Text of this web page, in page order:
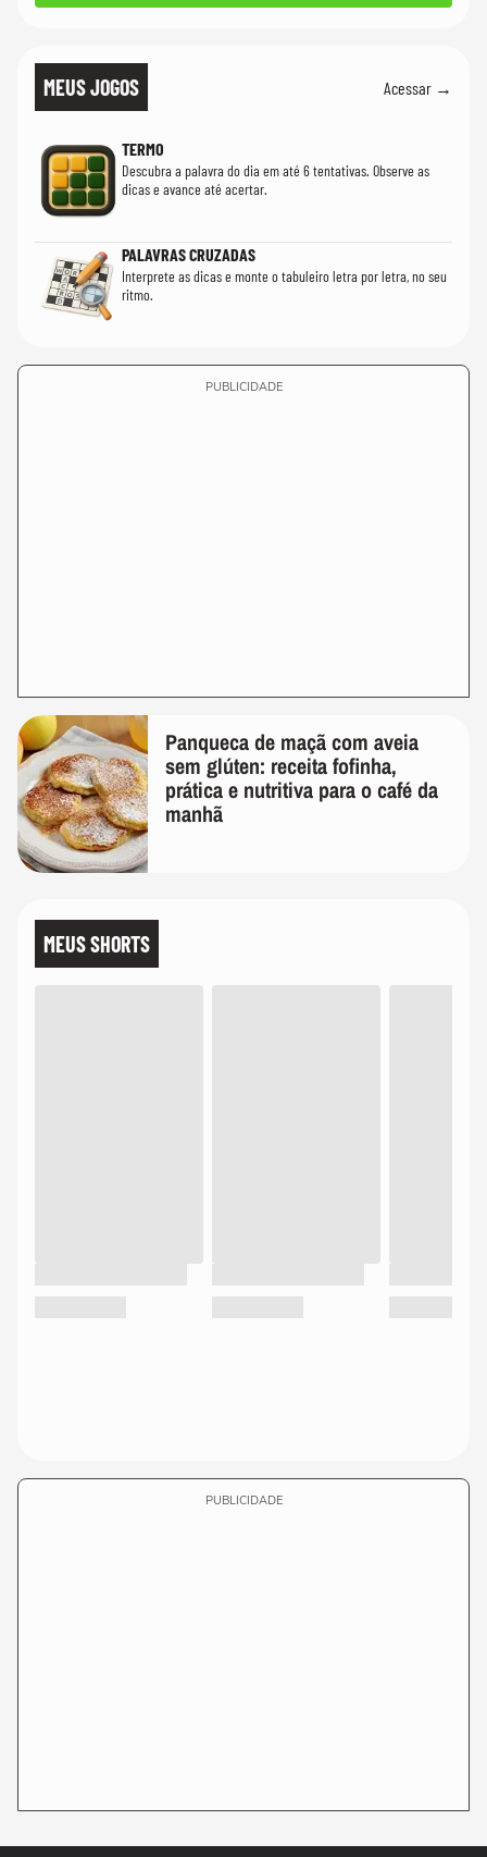
MEUS JOGOS Acessar →
TERMO
Descubra a palavra do dia em até 6 tentativas. Observe as
dicas e avance até acertar.
PALAVRAS CRUZADAS
Interprete as dicas e monte o tabuleiro letra por letra, no seu
ritmo.
PUBLICIDADE
Panqueca de maçã com aveia
sem glúten: receita fofinha,
prática e nutritiva para o café da
manhã
MEUS SHORTS
PUBLICIDADE